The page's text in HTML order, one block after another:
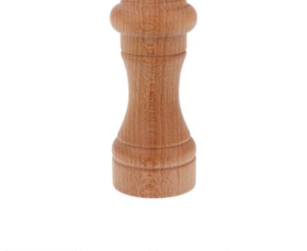
MATERIÁLY A TVOŘENÍ
Stav objednávky
Reklamace a vrácení zboží
Jak nakupovat